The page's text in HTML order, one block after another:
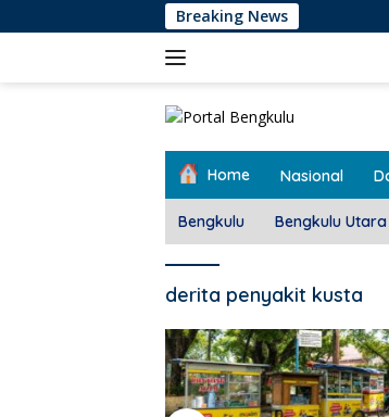
ke
Breaking News
Home Nasional
Bengkulu Bengkulu Utara
derita penyakit kusta